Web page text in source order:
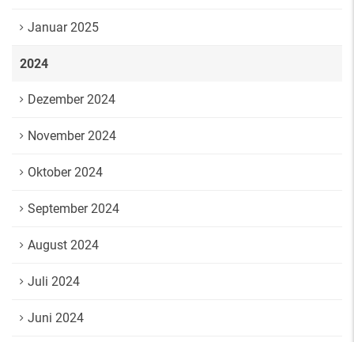
Januar 2025
2024
Dezember 2024
November 2024
Oktober 2024
September 2024
August 2024
Juli 2024
Juni 2024